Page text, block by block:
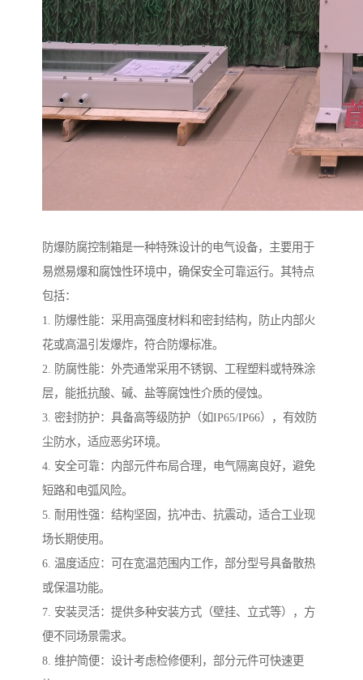
防爆防腐控制箱是一种特殊设计的电气设备，主要用于
易燃易爆和腐蚀性环境中，确保安全可靠运行。其特点
包括：
1. 防爆性能：采用高强度材料和密封结构，防止内部火
花或高温引发爆炸，符合防爆标准。
2. 防腐性能：外壳通常采用不锈钢、工程塑料或特殊涂
层，能抵抗酸、碱、盐等腐蚀性介质的侵蚀。
3. 密封防护：具备高等级防护（如IP65/IP66），有效防
尘防水，适应恶劣环境。
4. 安全可靠：内部元件布局合理，电气隔离良好，避免
短路和电弧风险。
5. 耐用性强：结构坚固，抗冲击、抗震动，适合工业现
场长期使用。
6. 温度适应：可在宽温范围内工作，部分型号具备散热
或保温功能。
7. 安装灵活：提供多种安装方式（壁挂、立式等），方
便不同场景需求。
8. 维护简便：设计考虑检修便利，部分元件可快速更